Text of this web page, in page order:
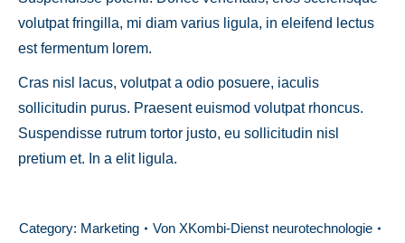
volutpat fringilla, mi diam varius ligula, in eleifend lectus
est fermentum lorem.
Cras nisl lacus, volutpat a odio posuere, iaculis
sollicitudin purus. Praesent euismod volutpat rhoncus.
Suspendisse rutrum tortor justo, eu sollicitudin nisl
pretium et. In a elit ligula.
Category: Marketing Von XKombi-Dienst neurotechnologie